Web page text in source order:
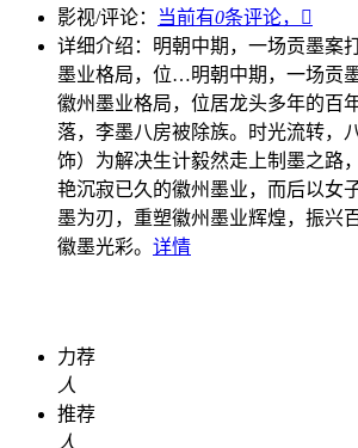
影视/评论：
当前有0条评论，

详细介绍： 明朝中期，一场贡墨案
墨业格局，位…明朝中期，一场贡
徽州墨业格局，位居龙头多年的百
落，李墨八房被除族。时光流转，
饰）为解决生计毅然走上制墨之路
艳沉寂已久的徽州墨业，而后以女
墨为刃，重塑徽州墨业辉煌，振兴
徽墨光彩。 详情
力荐
人
推荐
人